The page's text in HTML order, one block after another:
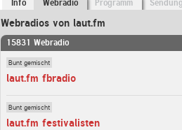
Info Webradio Programm
Webradios von laut.fm
15831 Webradio
Bunt gemischt
laut.fm fbradio
Bunt gemischt
laut.fm festivalisten